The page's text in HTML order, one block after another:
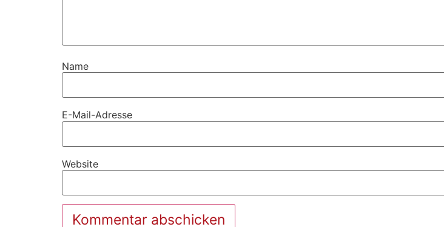
Name
E-Mail-Adresse
Website